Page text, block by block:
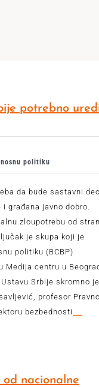
potrebno
politiku
da bude sastavni
građana javno dobro.
zloupotrebu od
je skupa koji je
politiku (BCBP)
Medija centru u
Srbije skromno je
profesor
bezbednosti
nacionalne